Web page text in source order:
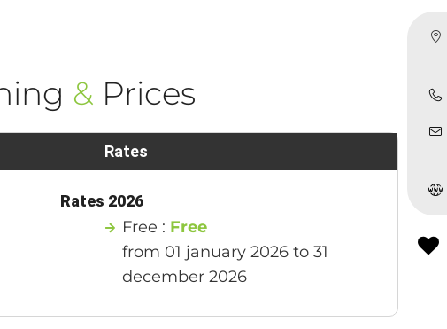
& Prices
Rates
Rates 2026
Free : Free
from 01 january 2026 to 31
december 2026